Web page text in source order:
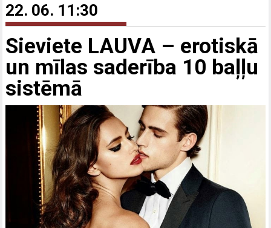
22. 06. 11:30
Sieviete LAUVA – erotiskā
un mīlas saderība 10 baļļu
sistēmā